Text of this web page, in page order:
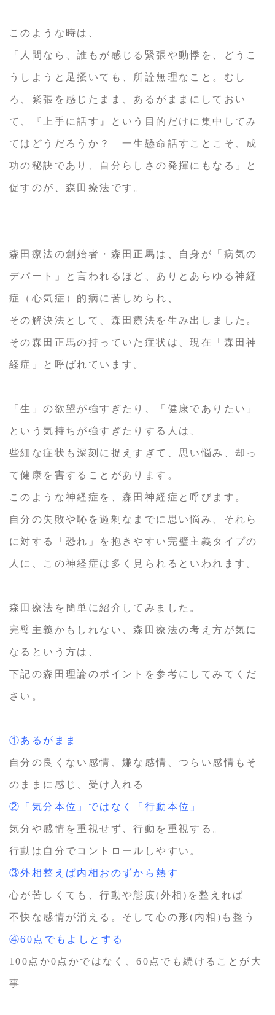
このような時は、
「人間なら、誰もが感じる緊張や動悸を、どうこ
うしようと足掻いても、所詮無理なこと。むし
ろ、緊張を感じたまま、あるがままにしておい
て、『上手に話す』という目的だけに集中してみ
てはどうだろうか？ 一生懸命話すことこそ、成
功の秘訣であり、自分らしさの発揮にもなる」と
促すのが、森田療法です。
森田療法の創始者・森田正馬は、自身が「病気の
デパート」と言われるほど、ありとあらゆる神経
症（心気症）的病に苦しめられ、
その解決法として、森田療法を生み出しました。
その森田正馬の持っていた症状は、現在「森田神
経症」と呼ばれています。
「生」の欲望が強すぎたり、「健康でありたい」
という気持ちが強すぎたりする人は、
些細な症状も深刻に捉えすぎて、思い悩み、却っ
て健康を害することがあります。
このような神経症を、森田神経症と呼びます。
自分の失敗や恥を過剰なまでに思い悩み、それら
に対する「恐れ」を抱きやすい完璧主義タイプの
人に、この神経症は多く見られるといわれます。
森田療法を簡単に紹介してみました。
完璧主義かもしれない、森田療法の考え方が気に
なるという方は、
下記の森田理論のポイントを参考にしてみてくだ
さい。
①あるがまま
自分の良くない感情、嫌な感情、つらい感情もそ
のままに感じ、受け入れる
②「気分本位」ではなく「行動本位」
気分や感情を重視せず、行動を重視する。
行動は自分でコントロールしやすい。
③外相整えば内相おのずから熱す
心が苦しくても、行動や態度(外相)を整えれば
不快な感情が消える。そして心の形(内相)も整う
④60点でもよしとする
100点か0点かではなく、60点でも続けることが大
事